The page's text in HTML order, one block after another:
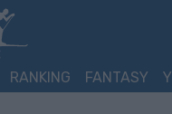
RANKING FANTASY